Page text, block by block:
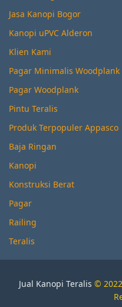
Jasa Kanopi Bogor
Kanopi uPVC Alderon
Klien Kami
Pagar Minimalis Woodplank
Pagar Woodplank
Pintu Teralis
Produk Terpopuler Appasco
Baja Ringan
Kanopi
Konstruksi Berat
Pagar
Railing
Teralis
Jual Kanopi Teralis ©